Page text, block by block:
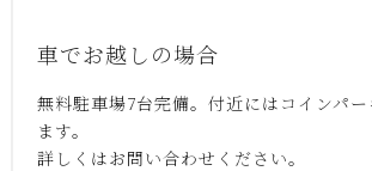
車でお越しの場合
無料駐車場7台完備。付近にはコインパ
ます。
詳しくはお問い合わせください。